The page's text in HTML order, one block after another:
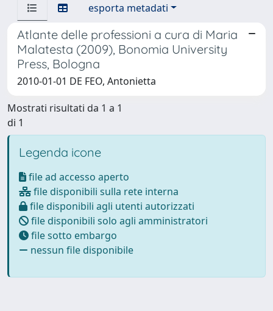
esporta metadati
Atlante delle professioni a cura di Maria
Malatesta (2009), Bonomia University
Press, Bologna
2010-01-01 DE FEO, Antonietta
Mostrati risultati da 1 a 1
di 1
Legenda icone
file ad accesso aperto
file disponibili sulla rete interna
file disponibili agli utenti autorizzati
file disponibili solo agli amministratori
file sotto embargo
nessun file disponibile